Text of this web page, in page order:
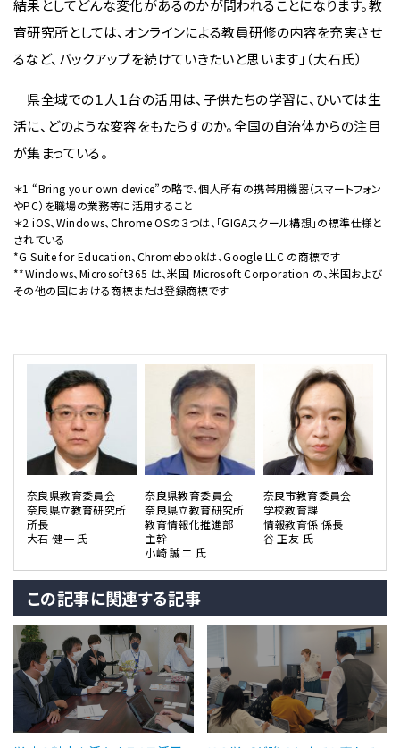
結果としてどんな変化があるのかが問われることになります。教
育研究所としては、オンラインによる教員研修の内容を充実させ
るなど、バックアップを続けていきたいと思います」（大石氏）
県全域での１人１台の活用は、子供たちの学習に、ひいては生
活に、どのような変容をもたらすのか。全国の自治体からの注目
が集まっている。
＊1 “Bring your own device”の略で、個人所有の携帯用機器（スマートフォン
やPC）を職場の業務等に活用すること
＊2 iOS、Windows、Chrome OSの３つは、｢GIGAスクール構想｣の標準仕様と
されている
*G Suite for Education、Chromebookは、Google LLC の商標です
**Windows、Microsoft365 は、米国 Microsoft Corporation の、米国および
その他の国における商標または登録商標です
奈良県教育委員会
奈良県立教育研究所
所長
大石 健一 氏
奈良県教育委員会
奈良県立教育研究所
教育情報化推進部
主幹
小崎 誠二 氏
奈良市教育委員会
学校教育課
情報教育係 係長
谷 正友 氏
この記事に関連する記事